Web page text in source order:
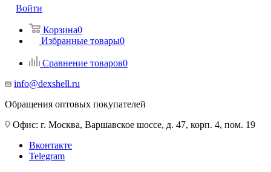
Войти
Корзина0
Избранные товары0
Сравнение товаров0
info@dexshell.ru
Обращения оптовых покупателей
Офис: г. Москва, Варшавское шоссе, д. 47, корп. 4, пом. 19
Вконтакте
Telegram